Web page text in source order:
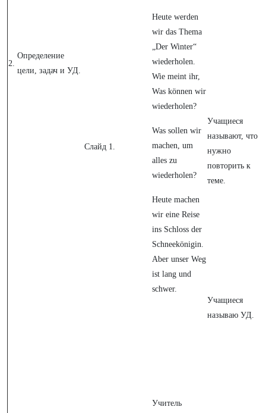
2.
Определение
цели, задач и УД.
Слайд 1.
Heute werden
wir das Thema
„Der Winter“
wiederholen.
Wie meint ihr,
Was können wir
wiederholen?
Was sollen wir
machen, um
alles zu
wiederholen?
Heute machen
wir eine Reise
ins Schloss der
Schneekönigin.
Aber unser Weg
ist lang und
schwer.
Учащиеся
называют, что
нужно
повторить к
теме.
Учащиеся
называю УД.
Учитель